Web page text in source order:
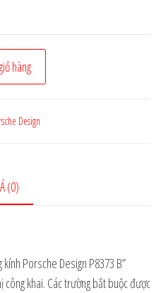
₫.
hàng
Design
(0)
Porsche Design P8373 B”
công khai. Các trường bắt buộc được